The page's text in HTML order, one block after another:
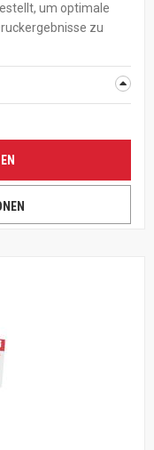
um optimale
zu